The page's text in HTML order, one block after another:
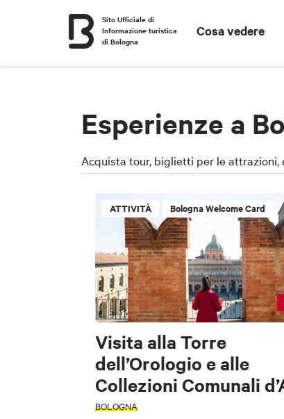
Sito Ufficiale di
Informazione turistica
di Bologna
Cosa vedere
Esperienze a
Acquista tour, biglietti per le
ATTIVITÀ Bologna Welcome Card
Visita alla Torre
dell’Orologio e alle
Collezioni Comunali
BOLOGNA